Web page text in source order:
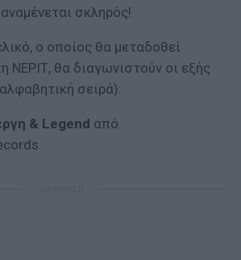
σκληρός!
ο οποίος θα μεταδοθεί
ΝΕΡΙΤ, θα διαγωνιστούν οι εξής
σειρά):
& Legend από